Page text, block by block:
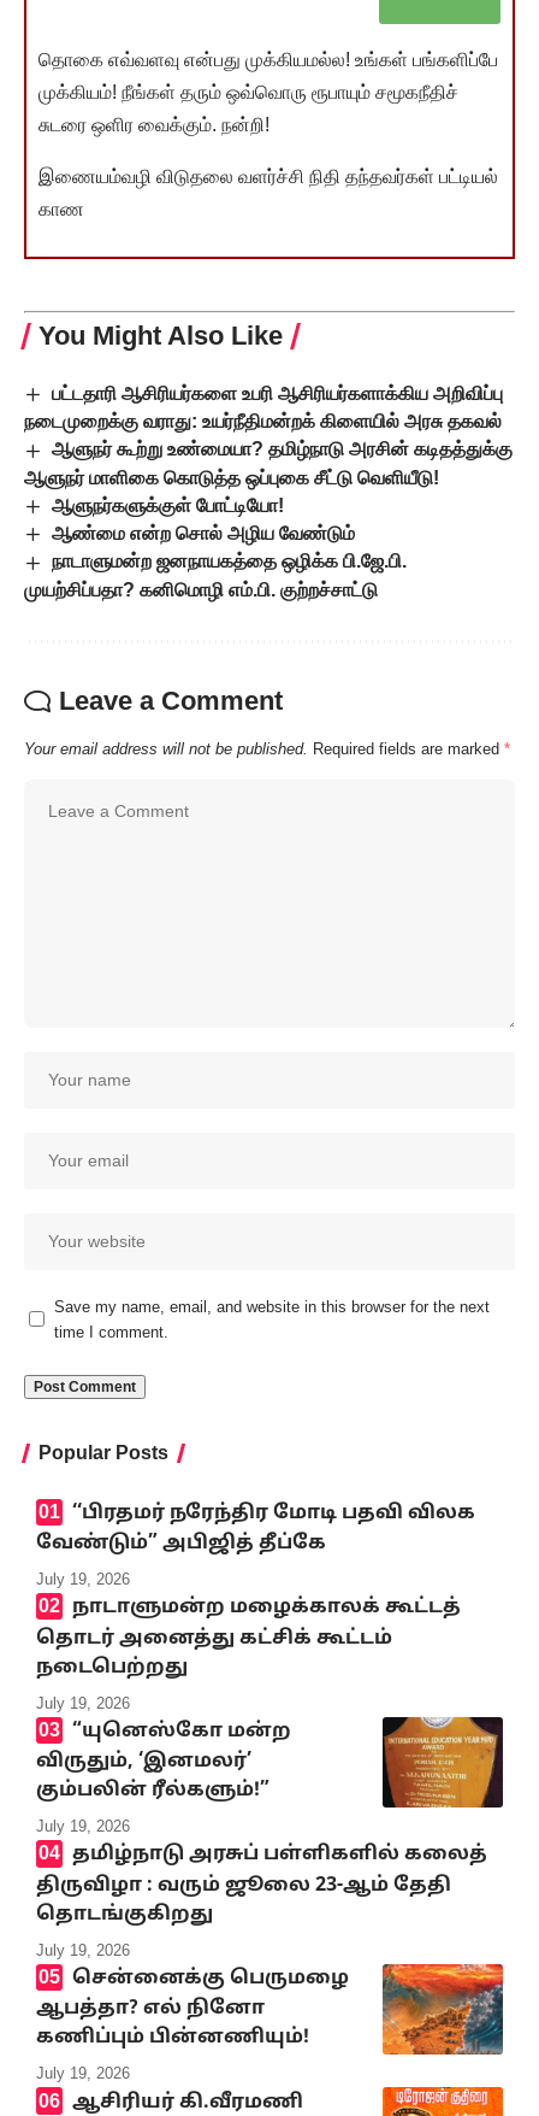
தொகை எவ்வளவு என்பது முக்கியமல்ல! உங்கள் பங்களிப்பே
முக்கியம்! நீங்கள் தரும் ஒவ்வொரு ரூபாயும் சமூகநீதிச்
சுடரை ஒளிர வைக்கும். நன்றி!
இணையம்வழி விடுதலை வளர்ச்சி நிதி தந்தவர்கள் பட்டியல்
காண
You Might Also Like
பட்டதாரி ஆசிரியர்களை உபரி ஆசிரியர்களாக்கிய அறிவிப்பு
நடைமுறைக்கு வராது: உயர்நீதிமன்றக் கிளையில் அரசு தகவல்
ஆளுநர் கூற்று உண்மையா? தமிழ்நாடு அரசின் கடிதத்துக்கு
ஆளுநர் மாளிகை கொடுத்த ஒப்புகை சீட்டு வெளியீடு!
ஆளுநர்களுக்குள் போட்டியோ!
ஆண்மை என்ற சொல் அழிய வேண்டும்
நாடாளுமன்ற ஜனநாயகத்தை ஒழிக்க பி.ஜே.பி.
முயற்சிப்பதா? கனிமொழி எம்.பி. குற்றச்சாட்டு
Leave a Comment
Your email address will not be published. Required fields are marked *
Save my name, email, and website in this browser for the next
time I comment.
Popular Posts
‘‘பிரதமர் நரேந்திர மோடி பதவி விலக
வேண்டும்” அபிஜித் தீப்கே
July 19, 2026
நாடாளுமன்ற மழைக்காலக் கூட்டத்
தொடர் அனைத்து கட்சிக் கூட்டம்
நடைபெற்றது
July 19, 2026
“யுனெஸ்கோ மன்ற
விருதும், ‘இனமலர்’
கும்பலின் ரீல்களும்!”
July 19, 2026
தமிழ்நாடு அரசுப் பள்ளிகளில் கலைத்
திருவிழா : வரும் ஜூலை 23-ஆம் தேதி
தொடங்குகிறது
July 19, 2026
சென்னைக்கு பெருமழை
ஆபத்தா? எல் நினோ
கணிப்பும் பின்னணியும்!
July 19, 2026
ஆசிரியர் கி.வீரமணி